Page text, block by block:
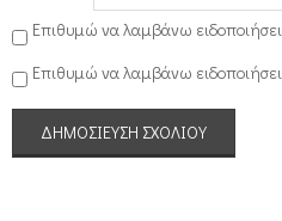
σ
ύ
η
Επιθυμώ να λαμβάνω
Επιθυμώ να λαμβάνω